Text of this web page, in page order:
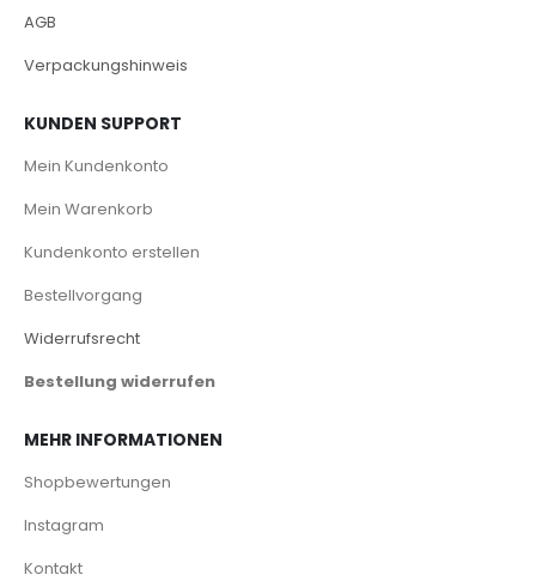
AGB
Verpackungshinweis
KUNDEN SUPPORT
Mein Kundenkonto
Mein Warenkorb
Kundenkonto erstellen
Bestellvorgang
Widerrufsrecht
Bestellung widerrufen
MEHR INFORMATIONEN
Shopbewertungen
Instagram
Kontakt